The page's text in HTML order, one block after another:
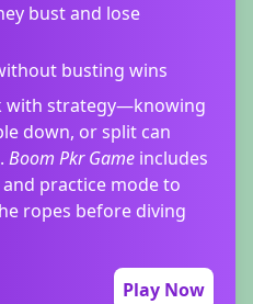
bust and lose
busting wins
with strategy—knowing
down, or split can
Boom Pkr Game includes
practice mode to
ropes before diving
Play Now